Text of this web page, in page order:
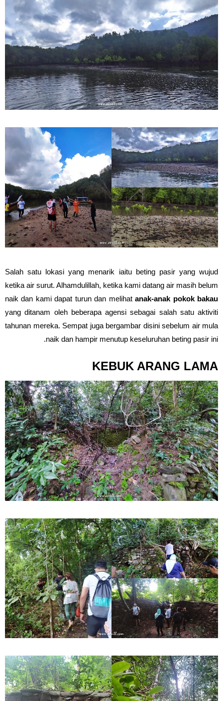
Salah satu lokasi yang menarik iaitu beting pasir yang wujud
ketika air surut. Alhamdulillah, ketika kami datang air masih belum
naik dan kami dapat turun dan melihatanak-anak pokok bakau
yang ditanam oleh beberapa agensi sebagai salah satu aktiviti
tahunan mereka. Sempat juga bergambar disini sebelum air mula
naik dan hampir menutup keseluruhan beting pasir ini.
KEBUK ARANG LAMA